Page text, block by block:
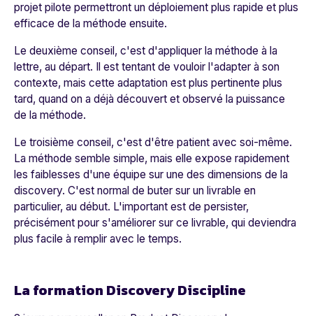
projet pilote permettront un déploiement plus rapide et plus
efficace de la méthode ensuite.
Le deuxième conseil, c'est d'appliquer la méthode à la
lettre, au départ. Il est tentant de vouloir l'adapter à son
contexte, mais cette adaptation est plus pertinente plus
tard, quand on a déjà découvert et observé la puissance
de la méthode.
Le troisième conseil, c'est d'être patient avec soi-même.
La méthode semble simple, mais elle expose rapidement
les faiblesses d'une équipe sur une des dimensions de la
discovery. C'est normal de buter sur un livrable en
particulier, au début. L'important est de persister,
précisément pour s'améliorer sur ce livrable, qui deviendra
plus facile à remplir avec le temps.
La formation Discovery Discipline